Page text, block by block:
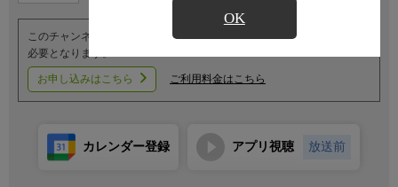
OK
このチャンネルのご視聴には、オプションチャンネル(有料)のご契約が
必要となります。
お申し込みはこちら ご利用料金はこちら
カレンダー登録 アプリ視聴 放送前